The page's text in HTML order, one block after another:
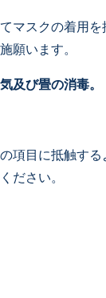
マスクの着用を
願います。
及び畳の消毒。
目に抵触する
ださい。